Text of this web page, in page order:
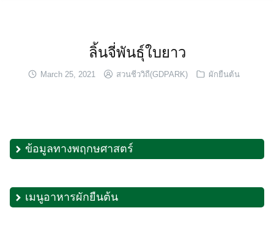
ลิ้นจี่พันธุ์ใบยาว
March 25, 2021 สวนชีววิถี(GDPARK) ผักยืนต้น
ข้อมูลทางพฤกษศาสตร์
เมนูอาหารผักยืนต้น